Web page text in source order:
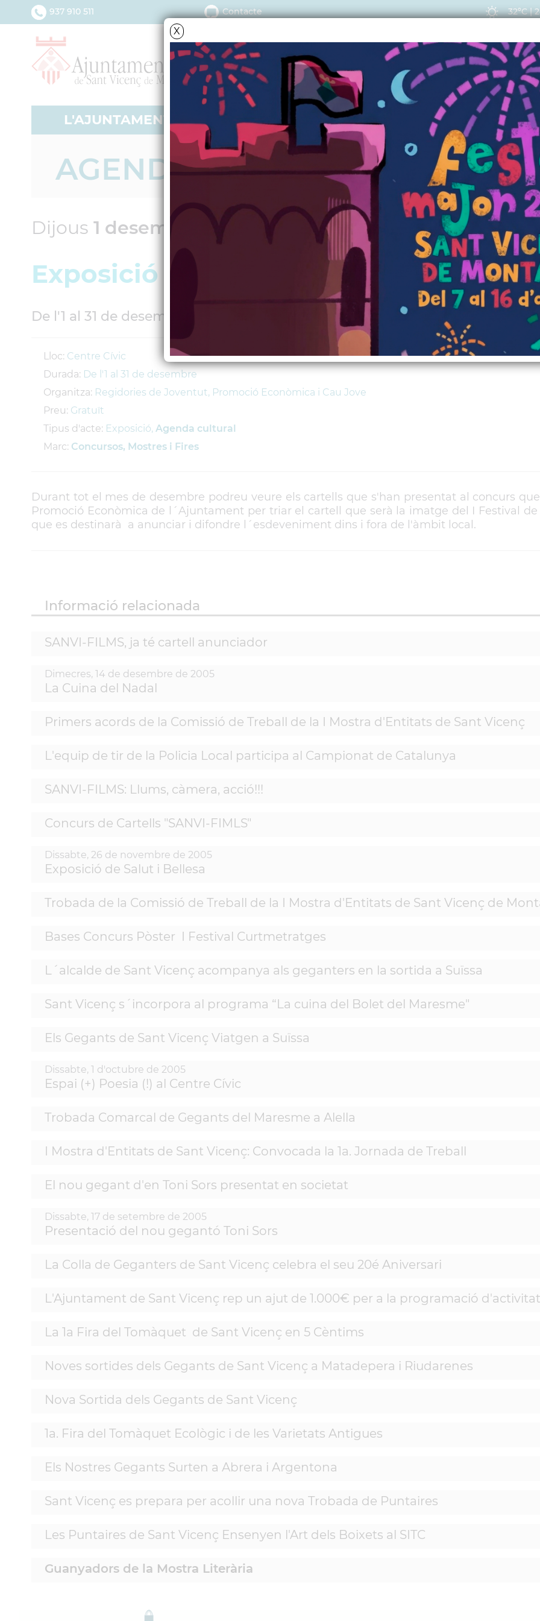
X
L'AJUNTAMENT SERVEIS ACTUALITAT
937 910 511 Contacte 32ºC|
AGENDA
Dijous 1 desembre 2005
Exposició de Cartells: SANVI-FILMS
De l'1 al 31 de desembre
Lloc: Centre Cívic
Durada: De l'1 al 31 de desembre
Organitza: Regidories de Joventut, Promoció Econòmica i Cau Jove
Preu: Gratuït
Tipus d'acte: Exposició, Agenda cultural
Marc: Concursos, Mostres i Fires
Durant tot el mes de desembre podreu veure els cartells que s'han presentat al concurs
Promoció Econòmica de l´Ajuntament per triar el cartell que serà la imatge del I Festival
que es destinarà a anunciar i difondre l´esdeveniment dins i fora de l'àmbit local.
Informació relacionada
SANVI-FILMS, ja té cartell anunciador
Dimecres, 14 de desembre de 2005
La Cuina del Nadal
Primers acords de la Comissió de Treball de la I Mostra d'Entitats de Sant Vicenç
L'equip de tir de la Policia Local participa al Campionat de Catalunya
SANVI-FILMS: Llums, càmera, acció!!!
Concurs de Cartells "SANVI-FIMLS"
Dissabte, 26 de novembre de 2005
Exposició de Salut i Bellesa
Trobada de la Comissió de Treball de la I Mostra d'Entitats de Sant Vicenç de
Bases Concurs Pòster I Festival Curtmetratges
L´alcalde de Sant Vicenç acompanya als geganters en la sortida a Suïssa
Sant Vicenç s´incorpora al programa “La cuina del Bolet del Maresme"
Els Gegants de Sant Vicenç Viatgen a Suïssa
Dissabte, 1 d'octubre de 2005
Espai (+) Poesia (!) al Centre Cívic
Trobada Comarcal de Gegants del Maresme a Alella
I Mostra d'Entitats de Sant Vicenç: Convocada la 1a. Jornada de Treball
El nou gegant d'en Toni Sors presentat en societat
Dissabte, 17 de setembre de 2005
Presentació del nou gegantó Toni Sors
La Colla de Geganters de Sant Vicenç celebra el seu 20é Aniversari
L'Ajuntament de Sant Vicenç rep un ajut de 1.000€ per a la programació
La 1a Fira del Tomàquet de Sant Vicenç en 5 Cèntims
Noves sortides dels Gegants de Sant Vicenç a Matadepera i Riudarenes
Nova Sortida dels Gegants de Sant Vicenç
1a. Fira del Tomàquet Ecològic i de les Varietats Antigues
Els Nostres Gegants Surten a Abrera i Argentona
Sant Vicenç es prepara per acollir una nova Trobada de Puntaires
Les Puntaires de Sant Vicenç Ensenyen l'Art dels Boixets al SITC
Guanyadors de la Mostra Literària